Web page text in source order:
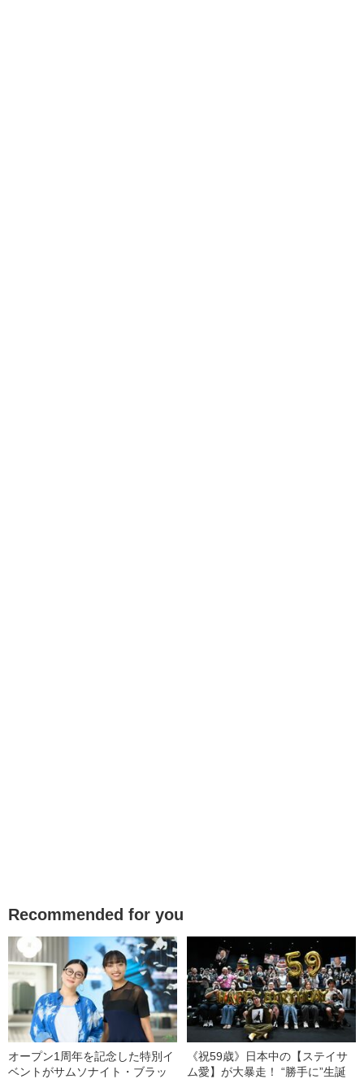
Recommended for you
オープン1周年を記念した特別イ
ベントがサムソナイト・ブラッ
《祝59歳》日本中の【ステイサ
ム愛】が大暴走！ “勝手に”生誕